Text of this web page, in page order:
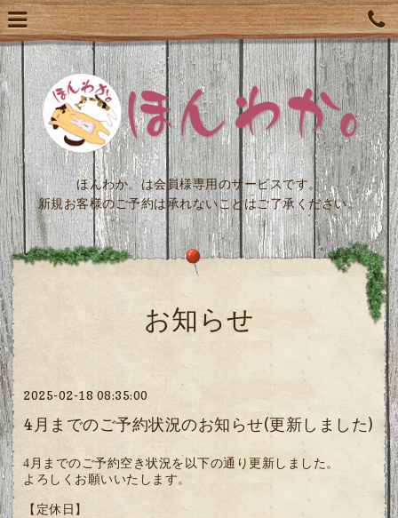
ほんわか。は会員様専用のサービスです。
新規お客様のご予約は承れないことはご了承ください。
お知らせ
2025-02-18 08:35:00
4月までのご予約状況のお知らせ(更新しました)
4月までのご予約空き状況を以下の通り更新しました。
よろしくお願いいたします。
【定休日】